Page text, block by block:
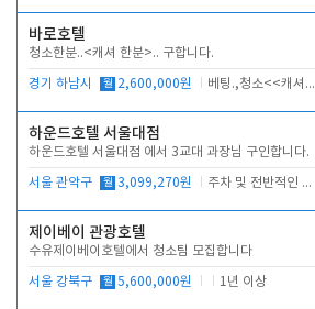
바로호텔
청소한분..<캐셔 한분>.. 구합니다.
경기 하남시 월 2,600,000원 베팅.,청소<<캐셔 모셔봅니다.
하운드호텔 서울대점
하운드호텔 서울대점 에서 3교대 과장님 구인합니다.
서울 관악구 월 3,099,270원 주차 및 전반적인 당번업무
제이베이 관광호텔
수유제이베이호텔에서 청소팀 모집합니다
서울 강북구 월 5,600,000원 1년 이상